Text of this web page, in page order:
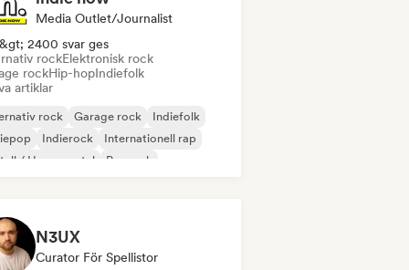
Media Outlet/Journalist
2400 svar ges
rockElektronisk rock
rockHip-hopIndiefolk
artiklar
rock Garage rock
Indiefolk
Indierock
Internationell rap
/ Heavy metal
Poprock
N3UX
Curator För Spellistor